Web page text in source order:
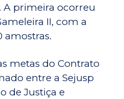
A primeira ocorreu
II, com a
amostras.
metas do Contrato
entre a Sejusp
de Justiça e